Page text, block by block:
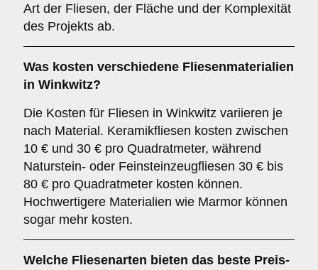
Art der Fliesen, der Fläche und der Komplexität
des Projekts ab.
Was kosten verschiedene Fliesenmaterialien
in Winkwitz?
Die Kosten für Fliesen in Winkwitz variieren je
nach Material. Keramikfliesen kosten zwischen
10 € und 30 € pro Quadratmeter, während
Naturstein- oder Feinsteinzeugfliesen 30 € bis
80 € pro Quadratmeter kosten können.
Hochwertigere Materialien wie Marmor können
sogar mehr kosten.
Welche Fliesenarten bieten das beste Preis-